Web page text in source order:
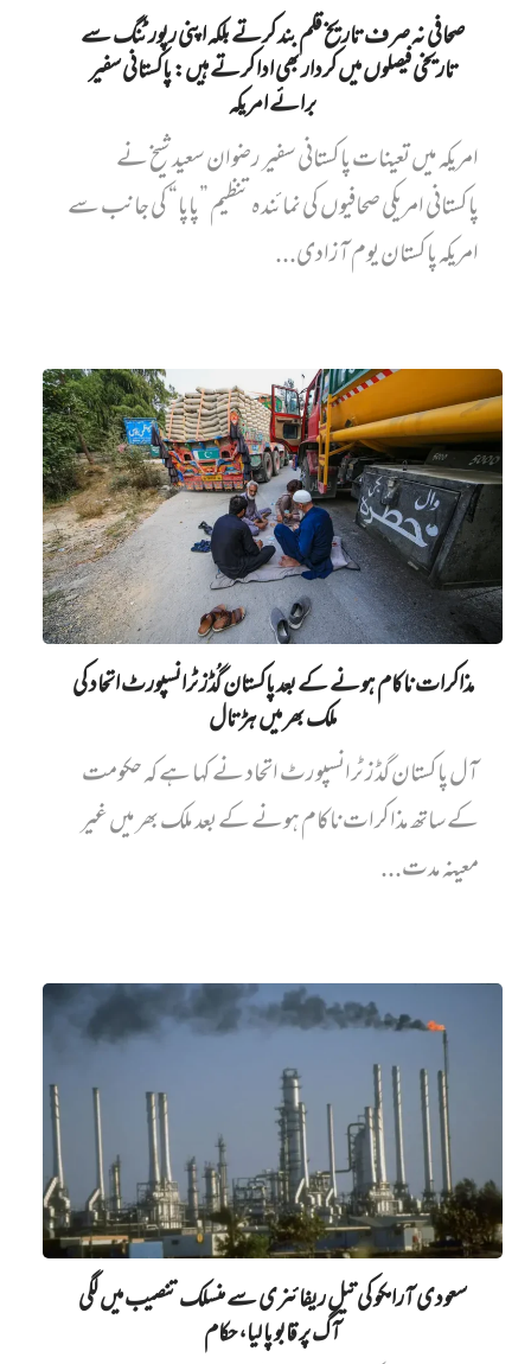
صحافی نہ صرف تاریخ قلم بند کرتے بلکہ اپنی رپورٹنگ سے
تاریخی فیصلوں میں کردار بھی ادا کرتے ہیں: پاکستانی سفیر
برائے امریکہ
امریکہ میں تعینات پاکستانی سفیر رضوان سعید شیخ نے
پاکستانی امریکی صحافیوں کی نمائندہ تنظیم ”پاپا“ کی جانب سے
امریکہ پاکستان یوم آزادی...
مذاکرات ناکام ہونے کے بعد پاکستان گُڈز ٹرانسپورٹ اتحاد کی
ملک بھر میں ہڑتال
آل پاکستان گڈز ٹرانسپورٹ اتحاد نے کہا ہے کہ حکومت
کے ساتھ مذاکرات ناکام ہونے کے بعد ملک بھر میں غیر
معینہ مدت...
سعودی آرامکو کی تیل ریفائنری سے منسلک تنصیب میں‌ لگی
آگ پر قابو پا لیا، حکام